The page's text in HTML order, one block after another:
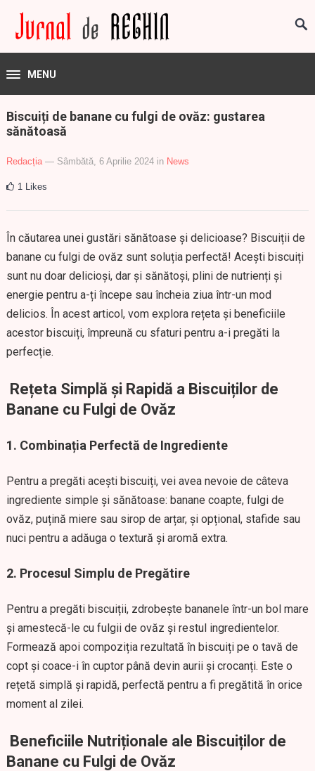
MENU
Biscuiți de banane cu fulgi de ovăz: gustarea
sănătoasă
Redacția — Sâmbătă, 6 Aprilie 2024 in News
1 Likes
În căutarea unei gustări sănătoase și delicioase? Biscuiții de
banane cu fulgi de ovăz sunt soluția perfectă! Acești biscuiți
sunt nu doar delicioși, dar și sănătoși, plini de nutrienți și
energie pentru a-ți începe sau încheia ziua într-un mod
delicios. În acest articol, vom explora rețeta și beneficiile
acestor biscuiți, împreună cu sfaturi pentru a-i pregăti la
perfecție.
Rețeta Simplă și Rapidă a Biscuiților de
Banane cu Fulgi de Ovăz
1. Combinația Perfectă de Ingrediente
Pentru a pregăti acești biscuiți, vei avea nevoie de câteva
ingrediente simple și sănătoase: banane coapte, fulgi de
ovăz, puțină miere sau sirop de arțar, și opțional, stafide sau
nuci pentru a adăuga o textură și aromă extra.
2. Procesul Simplu de Pregătire
Pentru a pregăti biscuiții, zdrobește bananele într-un bol mare
și amestecă-le cu fulgii de ovăz și restul ingredientelor.
Formează apoi compoziția rezultată în biscuiți pe o tavă de
copt și coace-i în cuptor până devin aurii și crocanți. Este o
rețetă simplă și rapidă, perfectă pentru a fi pregătită în orice
moment al zilei.
Beneficiile Nutriționale ale Biscuiților de
Banane cu Fulgi de Ovăz